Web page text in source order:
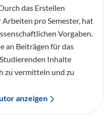
das Erstellen
pro Semester, hat
Vorgaben.
an Beiträgen für das
Inhalte
zu vermitteln und zu
anzeigen